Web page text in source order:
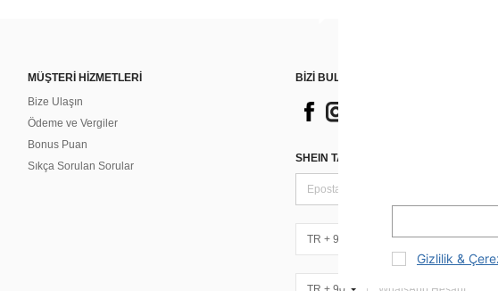
MÜŞTERİ HİZMETLERİ
Bize Ulaşın
Ödeme ve Vergiler
Bonus Puan
Sıkça Sorulan Sorular
BİZİ BULUN
SHEIN TARZI HABERLER IÇIN
TR + 90
Gizlilik &